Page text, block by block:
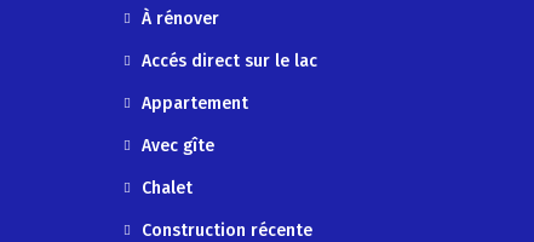
À rénover
Accés direct sur le lac
Appartement
Avec gîte
Chalet
Construction récente